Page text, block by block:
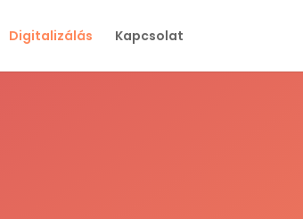
Digitalizálás Kapcsolat